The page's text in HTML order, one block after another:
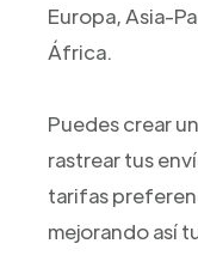
Europa, Asia-
África.
Puedes crear
rastrear tus
tarifas
mejorando así